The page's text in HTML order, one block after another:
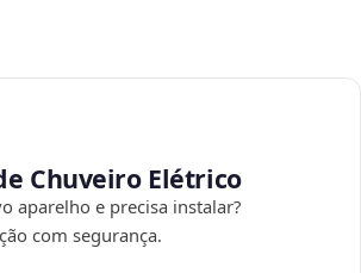
Chuveiro Elétrico
aparelho e precisa instalar?
com segurança.